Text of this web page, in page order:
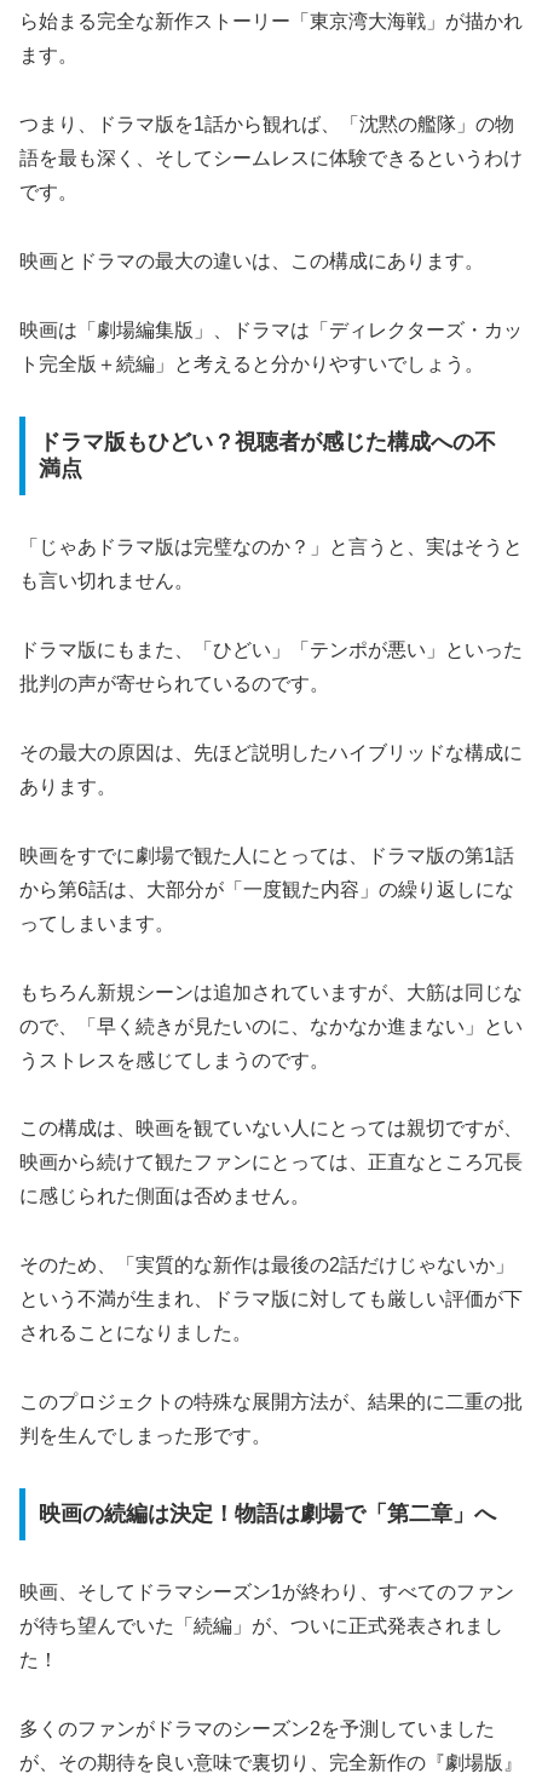
ら始まる完全な新作ストーリー「東京湾大海戦」が描かれ
ます。
つまり、ドラマ版を1話から観れば、「沈黙の艦隊」の物
語を最も深く、そしてシームレスに体験できるというわけ
です。
映画とドラマの最大の違いは、この構成にあります。
映画は「劇場編集版」、ドラマは「ディレクターズ・カッ
ト完全版＋続編」と考えると分かりやすいでしょう。
ドラマ版もひどい？視聴者が感じた構成への不
満点
「じゃあドラマ版は完璧なのか？」と言うと、実はそうと
も言い切れません。
ドラマ版にもまた、「ひどい」「テンポが悪い」といった
批判の声が寄せられているのです。
その最大の原因は、先ほど説明したハイブリッドな構成に
あります。
映画をすでに劇場で観た人にとっては、ドラマ版の第1話
から第6話は、大部分が「一度観た内容」の繰り返しにな
ってしまいます。
もちろん新規シーンは追加されていますが、大筋は同じな
ので、「早く続きが見たいのに、なかなか進まない」とい
うストレスを感じてしまうのです。
この構成は、映画を観ていない人にとっては親切ですが、
映画から続けて観たファンにとっては、正直なところ冗長
に感じられた側面は否めません。
そのため、「実質的な新作は最後の2話だけじゃないか」
という不満が生まれ、ドラマ版に対しても厳しい評価が下
されることになりました。
このプロジェクトの特殊な展開方法が、結果的に二重の批
判を生んでしまった形です。
映画の続編は決定！物語は劇場で「第二章」へ
映画、そしてドラマシーズン1が終わり、すべてのファン
が待ち望んでいた「続編」が、ついに正式発表されまし
た！
多くのファンがドラマのシーズン2を予測していました
が、その期待を良い意味で裏切り、完全新作の『劇場版』